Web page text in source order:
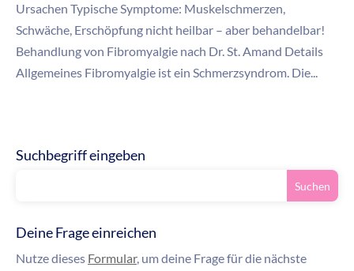
Ursachen Typische Symptome: Muskelschmerzen,
Schwäche, Erschöpfung nicht heilbar – aber behandelbar!
Behandlung von Fibromyalgie nach Dr. St. Amand Details
Allgemeines Fibromyalgie ist ein Schmerzsyndrom. Die...
Suchbegriff eingeben
Deine Frage einreichen
Nutze dieses Formular, um deine Frage für die nächste